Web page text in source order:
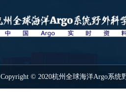
Copyright © 2020杭州全球海洋Argo系